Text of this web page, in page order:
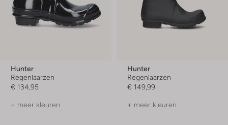
Hunter
Regenlaarzen
€ 134,95
+ meer kleuren
Hunter
Regenlaarzen
€ 149,99
+ meer kleuren